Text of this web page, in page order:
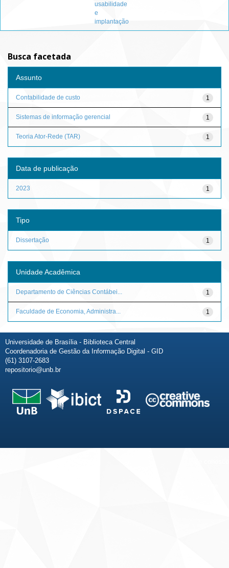
usabilidade
e
implantação
Busca facetada
Assunto
1
Contabilidade de custo
1
Sistemas de informação gerencial
1
Teoria Ator-Rede (TAR)
Data de publicação
1
2023
Tipo
1
Dissertação
Unidade Acadêmica
1
Departamento de Ciências Contábei...
1
Faculdade de Economia, Administra...
Universidade de Brasília - Biblioteca Central
Coordenadoria de Gestão da Informação Digital - GID
(61) 3107-2683
repositorio@unb.br